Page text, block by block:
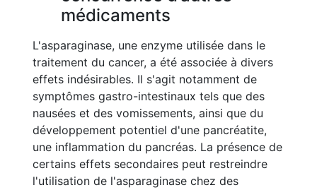
médicaments
L'asparaginase, une enzyme utilisée dans le
traitement du cancer, a été associée à divers
effets indésirables. Il s'agit notamment de
symptômes gastro-intestinaux tels que des
nausées et des vomissements, ainsi que du
développement potentiel d'une pancréatite,
une inflammation du pancréas. La présence de
certains effets secondaires peut restreindre
l'utilisation de l'asparaginase chez des